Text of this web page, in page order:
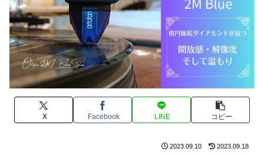
X Facebook LINE コピー
2023.09.10 2023.09.18